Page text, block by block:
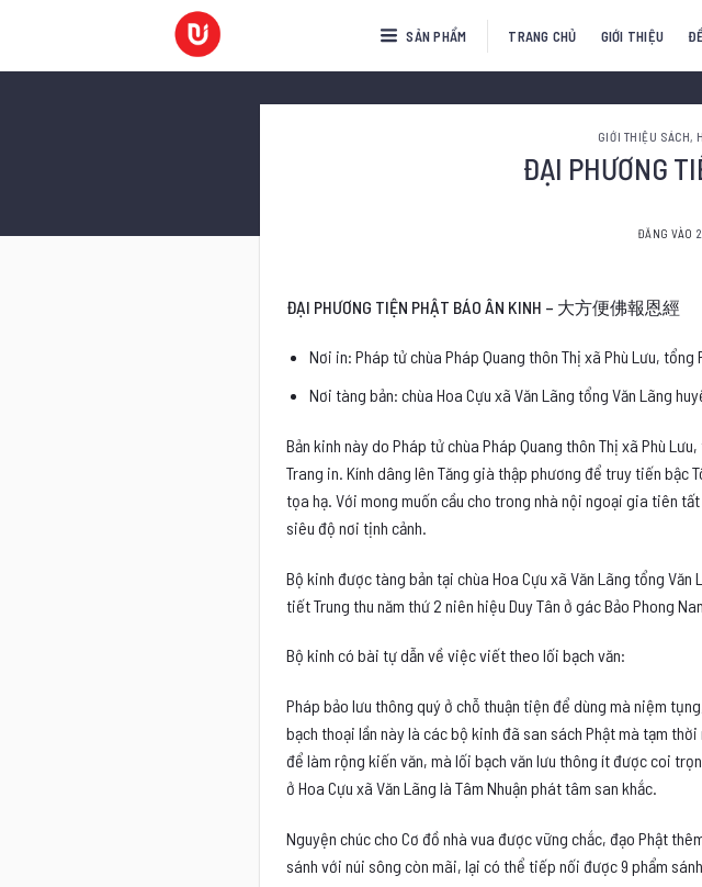
nội
SẢN PHẨM TRANG CHỦ GIỚI THIỆU
GIỚI THIỆU SÁCH,
ĐẠI PHƯƠNG
ĐĂNG VÀO
ĐẠI PHƯƠNG TIỆN PHẬT BÁO ÂN KINH – 大方便佛報恩經
Nơi in: Pháp tử chùa Pháp Quang thôn Thị xã Phù Lưu,
Nơi tàng bản: chùa Hoa Cựu xã Văn Lãng tổng Văn Lãng
Bản kinh này do Pháp tử chùa Pháp Quang thôn Thị xã Phù
Trang in. Kính dâng lên Tăng già thập phương để truy tiến bậc
tọa hạ. Với mong muốn cầu cho trong nhà nội ngoại gia tiên
siêu độ nơi tịnh cảnh.
Bộ kinh được tàng bản tại chùa Hoa Cựu xã Văn Lãng tổng
tiết Trung thu năm thứ 2 niên hiệu Duy Tân ở gác Bảo Phong
Bộ kinh có bài tự dẫn về việc viết theo lối bạch văn:
Pháp bảo lưu thông quý ở chỗ thuận tiện để dùng mà niệm
bạch thoại lần này là các bộ kinh đã san sách Phật mà tạm
để làm rộng kiến văn, mà lối bạch văn lưu thông ít được coi
ở Hoa Cựu xã Văn Lãng là Tâm Nhuận phát tâm san khắc.
Nguyện chúc cho Cơ đồ nhà vua được vững chắc, đạo Phật
sánh với núi sông còn mãi, lại có thể tiếp nối được 9 phẩm